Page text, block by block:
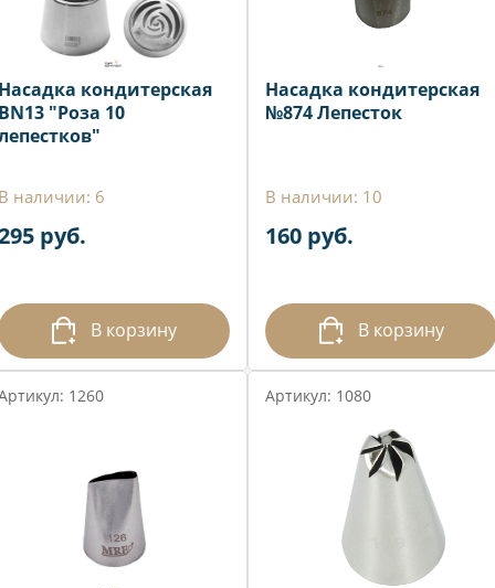
кондитерская
"Роза 10
наличии: 6
руб.
В корзину
Насадка кондитерская
№874 Лепесток
В наличии: 10
160 руб.
В корзину
1260 Артикул: 1080